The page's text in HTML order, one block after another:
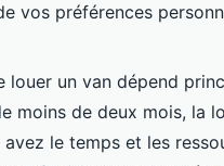
vos préférences
louer un van dépend
moins de deux mois, la
le temps et les